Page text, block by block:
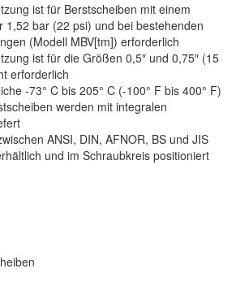
ist für Berstscheiben mit einem
1,52 bar (22 psi) und bei bestehenden
(Modell MBV[tm]) erforderlich
ist für die Größen 0,5″ und 0,75″ (15
erforderlich
-73° C bis 205° C (-100° F bis 400° F)
werden mit integralen
ANSI, DIN, AFNOR, BS und JIS
und im Schraubkreis positioniert